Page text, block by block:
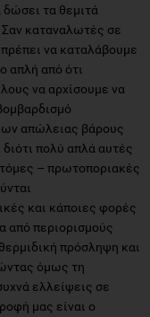
τα θεμιτά
καταναλωτές σε
να καταλάβουμε
απλή από ότι
να αρχίσουμε να
απώλειας βάρους
πολύ απλά αυτές
– πρωτοποριακές
και κάποιες φορές
από περιορισμούς
πρόσληψη και
όμως τη
ελλείψεις σε
μας είναι ο